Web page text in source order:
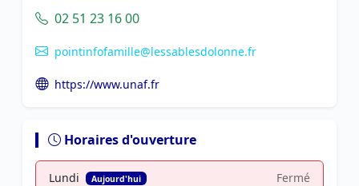
02 51 23 16 00
pointinfofamille@lessablesdolonne.fr
https://www.unaf.fr
Horaires d'ouverture
Lundi Aujourd'hui Fermé